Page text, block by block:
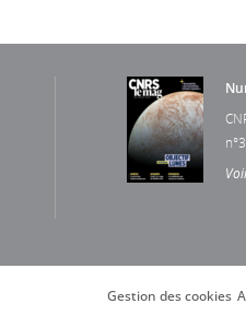
Gestion des cookies